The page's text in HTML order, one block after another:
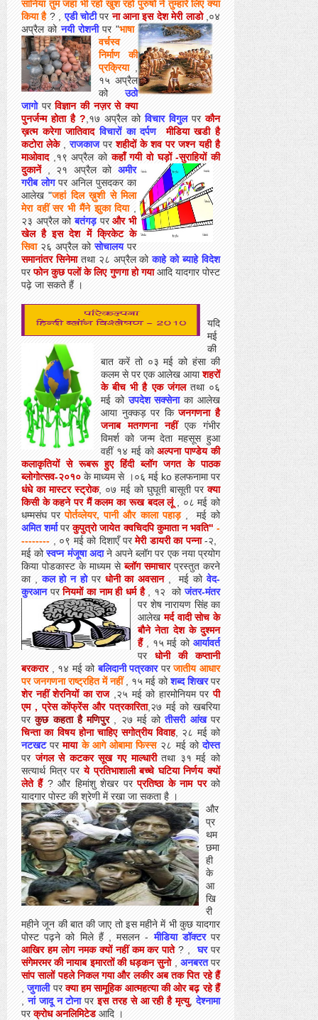
सानिया तुम जहां भी रहो खुश रहो पुरुषों ने तुम्हारेलिए क्या
किया है? ,एडी चोटीपरना आना इस देश मेरी लाडो,०४
अप्रैल कोनयी रोशनीपर "भाषा
वर्चस्व
निर्माण की
प्रक्रिया,
१५ अप्रैल
कोउठो
जागोपरविज्ञान की नज़र से क्या
पुनर्जन्म होता है ? ,१७ अप्रैल कोविचार विगुलपरकौन
ख़त्म करेगा जातिवाद विचारों का दर्पण
मीडिया खडी है
कटोरा लेके, राजकाजपरशहीदों के शव पर जश्न यही है
माओवाद
,१९ अप्रैल कोकहाँ गयी वो घड़ों -सुराहियों की
दुकानें, २१ अप्रैल को अमीर
गरीब लोग पर अनिल पुसदकर का
आलेख"जहां दिल ख़ुशी से मिला
मेरा वहीं सर भी मैंने झुका दिया,
२३ अप्रैल कोबतंगड़परऔर भी
खेल है इस देश में क्रिकेट के
सिवा२६ अप्रैल कोसोचालयपर
समानांतर सिनेमातथा २८ अप्रैल कोकाहे को ब्याहे विदेश
परफोन कुछ पलों के लिए गुणगा हो गया आदि यादगार पोस्ट
पढ़े जा सकते हैं ।
यदि
मई
की
बात करें तो ०३ मई को हंसा की
कलम से पर एक आलेख आयाशहरों
के बीच भी है एक जंगलतथा ०६
मई कोउपदेश सक्सेनाका आलेख
आया नुक्कड़ पर किजनगणना है
जनाब मतगणना नहीं एक गंभीर
विमर्श को जन्म देता महसूस हुआ
वहीं १४ मई कोअल्पना पाण्डेय की
कलाकृतियों से रूबरू हुए हिंदी ब्लॉग जगत के पाठक
ब्लोगोत्सव-२०१०के माध्यम से ।०६ मई ko हलफनामा पर
धंधे का मास्टर स्ट्रोक, ०७ मई को घुघूती बासूती परक्या
किसी के कहने पर मैं कलम का रूख बदल लूं
, ०८ मई को
धम्मसंघ परपोर्तव्लेयर, पानी और काला पहाड़,
मई को
अमित शर्मापरकुपुत्रो जायेत क्वचिदपि कुमाता न भवति"-
--------
, ०९ मई को दिशाएँ परमेरी डायरी का पन्ना-२,
मई कोस्वप्न मंजूषा अदाने अपने ब्लॉग पर एक नया प्रयोग
किया पोडकास्ट के माध्यम सेब्लॉग समाचारप्रस्तुत करने
का ,कल हो न होपर धोनी का अवसान मई कोवेद-
कुरआनपरनियमों का नाम ही धर्म है, १२ कोजंतर-मंतर
पर शेष नारायण सिंह का
आलेखमर्द वादी सोच के
बौने नेता देश के दुश्मन
हैं, १५ मई को आर्यावर्त
पर धोनी की कप्तानी
बरकरार, १४ मई कोबलिदानी पत्रकारपरजातीय आधार
पर जनगणना राष्ट्रहित में नहीं, १५ मई कोशब्द शिखरपर
शेर नहीं शेरनियों का राज,२५ मई को हारमोनियम परपी
एम , प्रेस कोंफ्रेंस और पत्रकारिता,२७ मई को खबरिया
परकुछ कहता है मणिपुर, २७ मई कोतीसरी आंखपर
चिन्ता का विषय होना चाहिए सगोत्रीय विवाह, २८ मई को
नटखटपरमाया के आगे ओबामा फिस्स २८ मई कोदोस्त
परजंगल से कटकर सूख गए माल्धारीतथा ३१ मई को
सत्यार्थ मित्र परये प्रतिभाशाली बच्चे घटिया निर्णय क्यों
लेते हैं? और हिमांशु शेखर परप्रतिष्ठा के नाम परको
यादगार पोस्ट की श्रेणी में रखा जा सकता है ।
और
प्र
थम
छमा
ही
के
आ
खि
री
महीने जून की बात की जाए तो इस महीने में भी कुछ यादगार
पोस्ट पढ़ने को मिले हैं , मसलन -मीडिया डॉक्टरपर
आखिर हम लोग नमक क्यों नहीं कम कर पाते? , घरपर
संगेमरमर की नायाब इमारतों की धड़कन सुनो, अनबरतपर
सांप सालों पहले निकल गया और लकीर अब तक पित रहे हैं
,जुगालीपरक्या हम सामूहिक आत्महत्या की ओर बढ़ रहे हैं
,नां जादू न टोनापरइस तरह से आ रही है मृत्यु,देश्नामा
परक्रोध अनलिमिटेडआदि ।